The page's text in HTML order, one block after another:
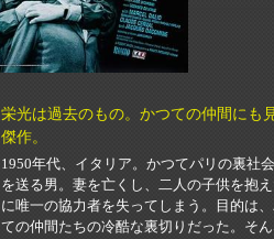
栄光は過去のもの。かつての仲間にも
傑作。
1950年代、イタリア。かつてパリの裏社
を送る男。妻を亡くし、二人の子供を抱
に唯一の協力者を失ってしまう。目的は
ての仲間たちの冷酷な裏切りだった。そ